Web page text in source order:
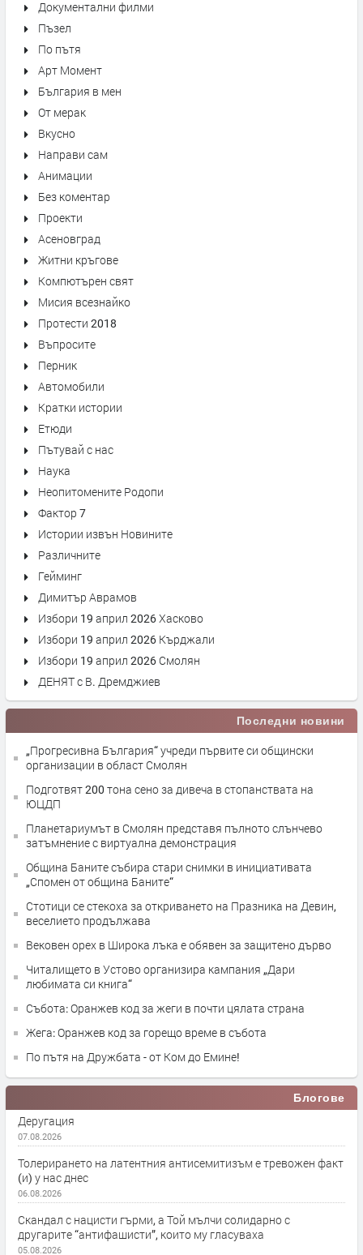
Документални филми
Пъзел
По пътя
Арт Момент
България в мен
От мерак
Вкусно
Направи сам
Анимации
Без коментар
Проекти
Асеновград
Житни кръгове
Компютърен свят
Мисия всезнайко
Протести 2018
Въпросите
Перник
Автомобили
Кратки истории
Етюди
Пътувай с нас
Наука
Неопитомените Родопи
Фактор 7
Истории извън Новините
Различните
Гейминг
Димитър Аврамов
Избори 19 април 2026 Хасково
Избори 19 април 2026 Кърджали
Избори 19 април 2026 Смолян
ДЕНЯТ с В. Дремджиев
Последни новини
„Прогресивна България“ учреди първите си общински
организации в област Смолян
Подготвят 200 тона сено за дивеча в стопанствата на
ЮЦДП
Планетариумът в Смолян представя пълното слънчево
затъмнение с виртуална демонстрация
Община Баните събира стари снимки в инициативата
„Спомен от община Баните“
Стотици се стекоха за откриването на Празника на Девин,
веселието продължава
Вековен орех в Широка лъка е обявен за защитено дърво
Читалището в Устово организира кампания „Дари
любимата си книга“
Събота: Оранжев код за жеги в почти цялата страна
Жега: Оранжев код за горещо време в събота
По пътя на Дружбата - от Ком до Емине!
Блогове
Деругация
07.08.2026
Толерирането на латентния антисемитизъм е тревожен факт
(и) у нас днес
06.08.2026
Скандал с нацисти гърми, а Той мълчи солидарно с
другарите “антифашисти”, които му гласуваха
05.08.2026